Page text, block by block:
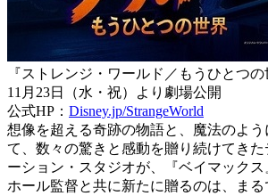
『ストレンジ・ワールド／もうひとつの
11月23日（水・祝）より劇場公開
公式HP： Disney.jp/StrangeWorld
想像を超える奇跡の物語と、魔法のよ
て、数々の驚きと感動を贈り続けてきた
ーション・スタジオが、『ベイマックス
ホール監督と共に新たに贈るのは、ま